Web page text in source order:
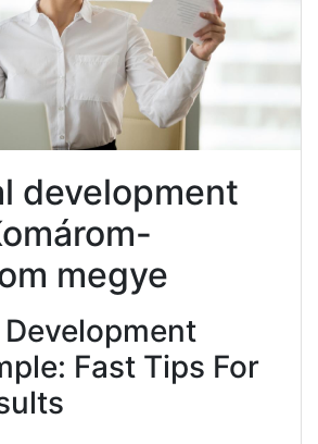
development
megye
Fast Tips For